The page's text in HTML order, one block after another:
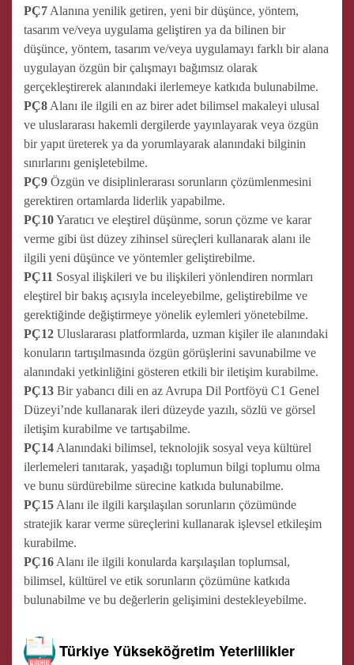
PÇ7 Alanına yenilik getiren, yeni bir düşünce, yöntem,
tasarım ve/veya uygulama geliştiren ya da bilinen bir
düşünce, yöntem, tasarım ve/veya uygulamayı farklı bir alana
uygulayan özgün bir çalışmayı bağımsız olarak
gerçekleştirerek alanındaki ilerlemeye katkıda bulunabilme.
PÇ8 Alanı ile ilgili en az birer adet bilimsel makaleyi ulusal
ve uluslararası hakemli dergilerde yayınlayarak veya özgün
bir yapıt üreterek ya da yorumlayarak alanındaki bilginin
sınırlarını genişletebilme.
PÇ9 Özgün ve disiplinlerarası sorunların çözümlenmesini
gerektiren ortamlarda liderlik yapabilme.
PÇ10Yaratıcı ve eleştirel düşünme, sorun çözme ve karar
verme gibi üst düzey zihinsel süreçleri kullanarak alanı ile
ilgili yeni düşünce ve yöntemler geliştirebilme.
PÇ11 Sosyal ilişkileri ve bu ilişkileri yönlendiren normları
eleştirel bir bakış açısıyla inceleyebilme, geliştirebilme ve
gerektiğinde değiştirmeye yönelik eylemleri yönetebilme.
PÇ12 Uluslararası platformlarda, uzman kişiler ile alanındaki
konuların tartışılmasında özgün görüşlerini savunabilme ve
alanındaki yetkinliğini gösteren etkili bir iletişim kurabilme.
PÇ13 Bir yabancı dili en az Avrupa Dil Portföyü C1 Genel
Düzeyi’nde kullanarak ileri düzeyde yazılı, sözlü ve görsel
iletişim kurabilme ve tartışabilme.
PÇ14 Alanındaki bilimsel, teknolojik sosyal veya kültürel
ilerlemeleri tanıtarak, yaşadığı toplumun bilgi toplumu olma
ve bunu sürdürebilme sürecine katkıda bulunabilme.
PÇ15 Alanı ile ilgili karşılaşılan sorunların çözümünde
stratejik karar verme süreçlerini kullanarak işlevsel etkileşim
kurabilme.
PÇ16 Alanı ile ilgili konularda karşılaşılan toplumsal,
bilimsel, kültürel ve etik sorunların çözümüne katkıda
bulunabilme ve bu değerlerin gelişimini destekleyebilme.
Türkiye Yükseköğretim Yeterlilikler